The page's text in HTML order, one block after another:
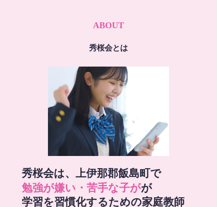
ABOUT
秀桜会とは
秀桜会は、上伊那郡飯島町で
勉強が嫌い・苦手な子がが
学習を習慣化するための家庭教師